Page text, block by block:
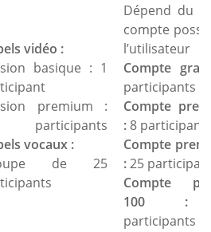
vidéo :
basique : 1
premium :
participants
vocaux :
de 25
Dépend du
compte
l’utilisateur
Compte
participants
Compte
: 8
Compte
:25
Compte
100 :
participants